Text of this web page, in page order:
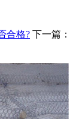
合格? 下一篇：